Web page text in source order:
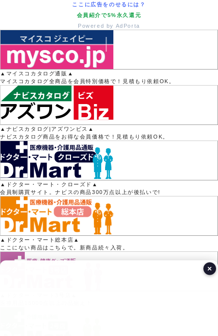
ここに広告をのせるには？
会員紹介で5%永久還元
Powered by AdPorta
▲マイスコカタログ通販▲
マイスコカタログ全商品を会員特別価格で！見積もり依頼OK。
▲ナビスカタログ|アズワンビス▲
ナビスカタログ商品をお得な会員価格で！見積もり依頼OK。
▲ドクター・マート・クローズド▲
会員制購買サイト。ナビスの商品300万点以上が後払いで!
▲ドクター・マート総本店▲
ここにない商品はこちらで。新商品続々入荷。
×